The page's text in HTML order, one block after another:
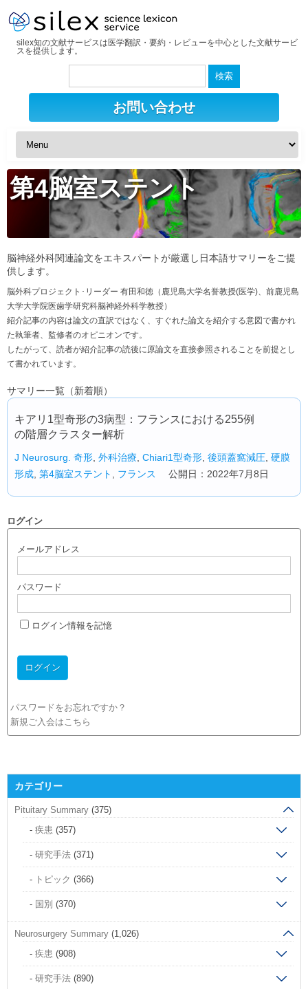
silex知の文献サービスは医学翻訳・要約・レビューを中心とした文献サービ
スを提供します。
検
お問い合わせ
第4脳室ステント
脳神経外科関連論文をエキスパートが厳選し日本語サマリーをご提
供します。
脳外科プロジェクト･リーダー 有田和徳（鹿児島大学名誉教授(医学)、前鹿児島
大学大学院医歯学研究科脳神経外科学教授）
紹介記事の内容は論文の直訳ではなく、すぐれた論文を紹介する意図で書かれ
た執筆者、監修者のオピニオンです。
したがって、読者が紹介記事の読後に原論文を直接参照されることを前提とし
て書かれています。
サマリー一覧（新着順）
キアリ1型奇形の3病型：フランスにおける255例
の階層クラスター解析
J Neurosurg. 奇形 外科治療 Chiari1型奇形 後頭蓋窩減圧 硬膜
形成 第4脳室ステント フランス 公開日：2022年7月8日
ログイン
メールアドレス
パスワード
ログイン情報を記憶
パスワードをお忘れですか？
新規ご入会はこちら
カテゴリー
Pituitary Summary (375)
疾患 (357)
研究手法 (371)
トピック (366)
国別 (370)
Neurosurgery Summary (1,026)
疾患 (908)
研究手法 (890)